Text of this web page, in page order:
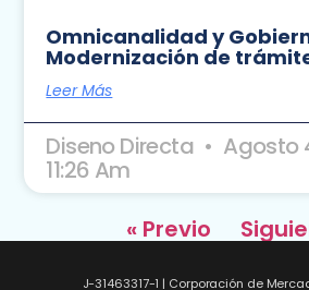
Omnicanalidad y
Modernización de
Leer Más
Diseno Directa Agosto
11:26 Am
« Previo
J-31463317-1 | Corporación de